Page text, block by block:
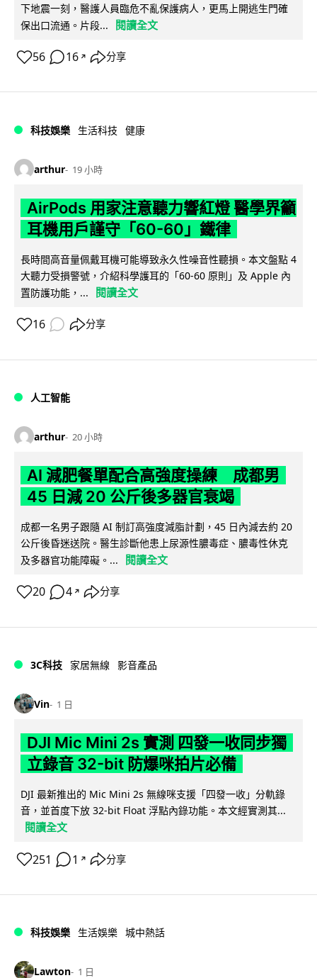
下地震一刻，醫護人員臨危不亂保護病人，更馬上開逃生門確
保出口流通。片段...
閱讀全文
56 16 ↗ 分享
科技娛樂 生活科技 健康
arthur 19 小時
AirPods 用家注意聽力響紅燈 醫學界籲
耳機用戶謹守「60-60」鐵律
長時間高音量佩戴耳機可能導致永久性噪音性聽損。本文盤點 4
大聽力受損警號，介紹科學護耳的「60-60 原則」及 Apple 內
置防護功能，...
閱讀全文
16 分享
人工智能
arthur 20 小時
AI 減肥餐單配合高強度操練 成都男
45 日減 20 公斤後多器官衰竭
成都一名男子跟隨 AI 制訂高強度減脂計劃，45 日內減去約 20
公斤後昏迷送院。醫生診斷他患上尿源性膿毒症、膿毒性休克
及多器官功能障礙。...
閱讀全文
20 4 ↗ 分享
3C科技 家居無線 影音產品
Vin 1 日
DJI Mic Mini 2s 實測 四發一收同步獨
立錄音 32-bit 防爆咪拍片必備
DJI 最新推出的 Mic Mini 2s 無線咪支援「四發一收」分軌錄
音，並首度下放 32-bit Float 浮點內錄功能。本文經實測其...
閱讀全文
251 1 ↗ 分享
科技娛樂 生活娛樂 城中熱話
Lawton 1 日